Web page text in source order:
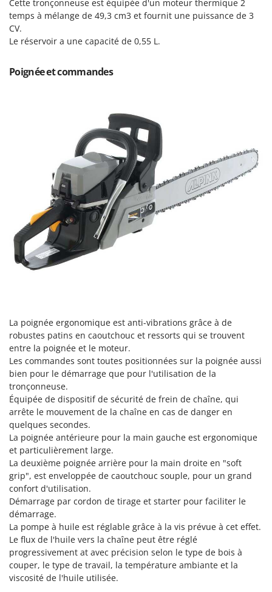
Pulvérisateurs
Pulvérisateurs portés
Rampes de chargement en aluminium
Râteaux pour tracteur
Remplisseuses
Robots nettoyeurs de piscine
Robots Tondeuses
Rogneuses de souches
Rouleaux pour tracteur
S
Scies à os
Scies à Ruban
Sécateurs et Échenilloirs manuels
Sécateurs pneumatiques
Semoirs et Épandeurs d'engrais
Socs pour tracteur
Souffleurs aspirateurs pour Feuilles
Soufreuses - Poudreuses à dos
Soufreuses - Poudreuses pour tracteur
T
Taille-haies
Taille-haies à bras pour tracteur
Tarières
Tondeuses à Gazon
Tondeuses autoportées
Tondeuses débroussailleuses thermiques
Trancheuses
GRIFO
GYS
H
Idromatic
Il-Tec
Imperia
Infaco
Intec
ITM
J JOLLY ITALIA
K
KAAZ
Karcher
Kasco
Kemper
Keter
KitchenAid
Komo
L
Laica
Lampacrescia - MGM
Landxcape
Cette tronçonneuse est équipée d'un moteur thermique 2
temps à mélange de 49,3 cm3 et fournit une puissance de 3
CV.
Le réservoir a une capacité de 0,55 L.
Poignée et commandes
La poignée ergonomique est anti-vibrations grâce à de
robustes patins en caoutchouc et ressorts qui se trouvent
entre la poignée et le moteur.
Les commandes sont toutes positionnées sur la poignée aussi
bien pour le démarrage que pour l'utilisation de la
tronçonneuse.
Équipée de dispositif de sécurité de frein de chaîne, qui
arrête le mouvement de la chaîne en cas de danger en
quelques secondes.
La poignée antérieure pour la main gauche est ergonomique
et particulièrement large.
La deuxième poignée arrière pour la main droite en "soft
grip", est enveloppée de caoutchouc souple, pour un grand
confort d'utilisation.
Démarrage par cordon de tirage et starter pour faciliter le
démarrage.
La pompe à huile est réglable grâce à la vis prévue à cet effet.
Le flux de l'huile vers la chaîne peut être réglé
progressivement at avec précision selon le type de bois à
couper, le type de travail, la température ambiante et la
viscosité de l'huile utilisée.